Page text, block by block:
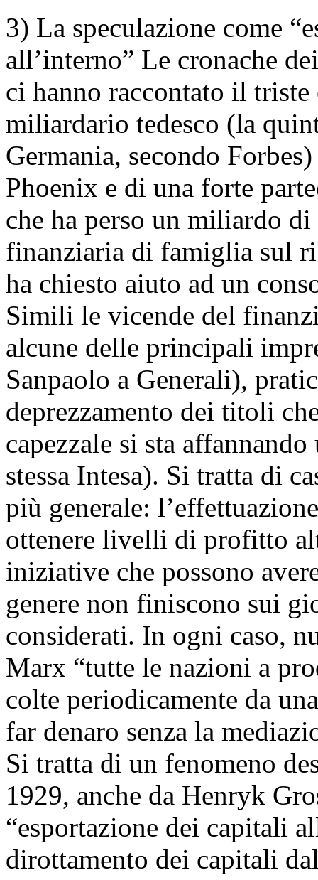
3) La speculazione come
all’interno” Le cronache
ci hanno raccontato il
miliardario tedesco (la
Germania, secondo
Phoenix e di una forte
che ha perso un miliardo
finanziaria di famiglia sul
ha chiesto aiuto ad un
Simili le vicende del
alcune delle principali
Sanpaolo a Generali),
deprezzamento dei titoli
capezzale si sta
stessa Intesa). Si tratta di
più generale:
ottenere livelli di profitto
iniziative che possono
genere non finiscono sui
considerati. In ogni caso,
Marx “tutte le nazioni a
colte periodicamente da
far denaro senza la
Si tratta di un fenomeno
1929, anche da Henryk
“esportazione dei capitali
dirottamento dei capitali